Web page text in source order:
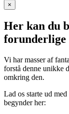
×
Her kan du
forunderlige
Vi har masser af
forstå denne unikke
omkring den.
Lad os starte ud
begynder her: